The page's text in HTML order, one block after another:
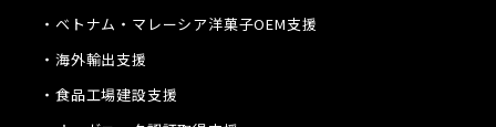
・ベトナム・マレーシア洋菓子OEM支援
・海外輸出支援
・食品工場建設支援